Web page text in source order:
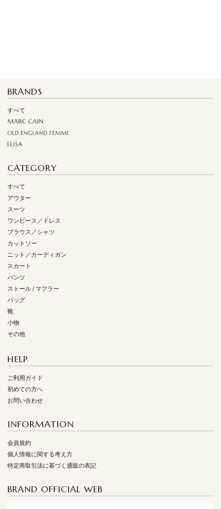
BRANDS
すべて
CATEGORY
すべて
アウター
スーツ
ワンピース／ドレス
ブラウス／シャツ
カットソー
ニット／カーディガン
スカート
パンツ
ストール / マフラー
バッグ
靴
小物
その他
HELP
ご利用ガイド
初めての方へ
お問い合わせ
INFORMATION
会員規約
個人情報に関する考え方
特定商取引法に基づく通販の表記
BRAND OFFICIAL WEB